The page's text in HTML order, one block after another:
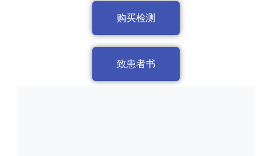
购买检测
致患者书